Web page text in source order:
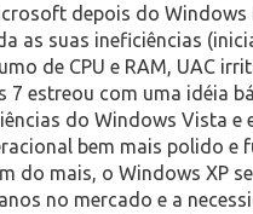
depois do Windows
as suas ineficiências
de CPU e RAM, UAC
7 estreou com uma idéia
do Windows Vista e
bem mais polido e
do mais, o Windows XP se
no mercado e a